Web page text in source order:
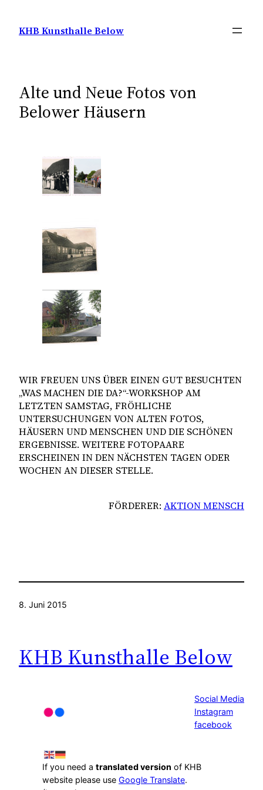
springen
KHB Kunsthalle Below
Alte und Neue Fotos von
Belower Häusern
WIR FREUEN UNS ÜBER EINEN GUT BESUCHTEN
„WAS MACHEN DIE DA?“-WORKSHOP AM
LETZTEN SAMSTAG, FRÖHLICHE
UNTERSUCHUNGEN VON ALTEN FOTOS,
HÄUSERN UND MENSCHEN UND DIE SCHÖNEN
ERGEBNISSE. WEITERE FOTOPAARE
ERSCHEINEN IN DEN NÄCHSTEN TAGEN ODER
WOCHEN AN DIESER STELLE.
FÖRDERER: AKTION MENSCH
8. Juni 2015
KHB Kunsthalle Below
Social Media
Instagram
facebook
If you need a translated version of KHB
website please use Google Translate.